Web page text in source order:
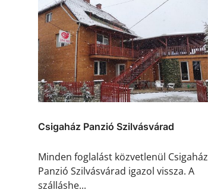
Csigaház Panzió Szilvásvárad
Minden foglalást közvetlenül Csigaház
Panzió Szilvásvárad igazol vissza. A
szálláshe...